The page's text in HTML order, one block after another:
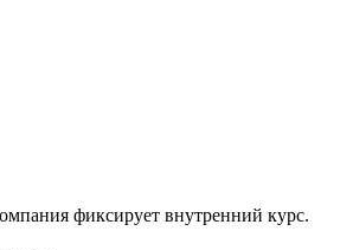
фиксирует внутренний курс.